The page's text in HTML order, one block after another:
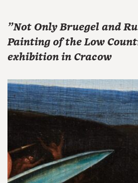
"Not Only Bruegel and
Painting of the Low
exhibition in Cracow